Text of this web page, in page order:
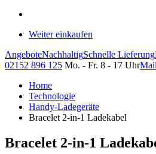
Weiter einkaufen
AngeboteNachhaltigSchnelle Lieferung
02152 896 125 Mo. - Fr. 8 - 17 Uhr
Home
Technologie
Handy-Ladegeräte
Bracelet 2-in-1 Ladekabel
Bracelet 2-in-1